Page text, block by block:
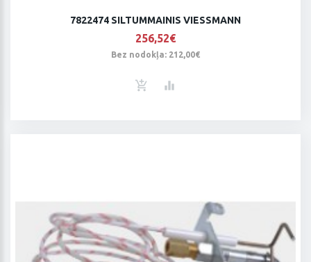
7822474 SILTUMMAINIS VIESSMANN
256,52€
Bez nodokļa: 212,00€